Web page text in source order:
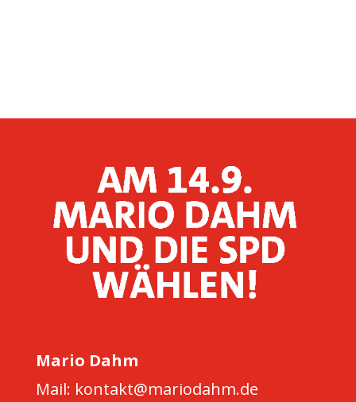
Mario Dahm
Mail: kontakt@mariodahm.de